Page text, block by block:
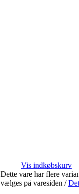
Vis indkøbskurv
Dette vare har flere
vælges på varesiden /